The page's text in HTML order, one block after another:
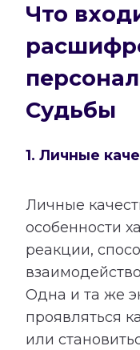
Что
Судьбы
1. Личные
Личные
особенности
реакции,
Одна и та же
проявляться
или